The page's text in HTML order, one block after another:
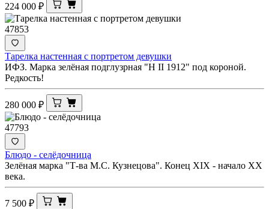
224 000 ₽
47853
Тарелка настенная с портретом девушки
ИФЗ. Марка зелёная подглузрная "Н II 1912" под короной.
Редкость!
280 000 ₽
47793
Блюдо - селёдочница
Зелёная марка "Т-ва М.С. Кузнецова". Конец XIX - начало ХХ
века.
7 500 ₽